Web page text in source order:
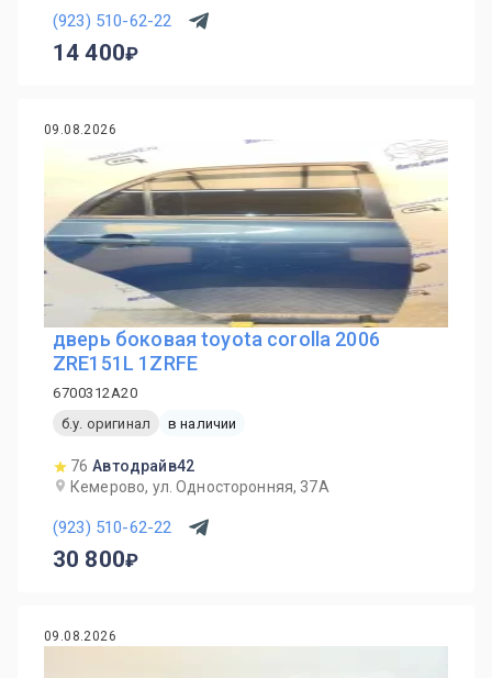
(923) 510-62-22
14 400
09.08.2026
дверь боковая toyota corolla 2006
ZRE151L 1ZRFE
6700312A20
б.у. оригинал
в наличии
76 Автодрайв42
Кемерово, ул. Односторонняя, 37А
(923) 510-62-22
30 800
09.08.2026